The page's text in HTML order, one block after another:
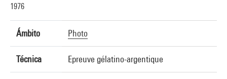
1976
Ámbito Photo
Técnica Epreuve gélatino-argentique